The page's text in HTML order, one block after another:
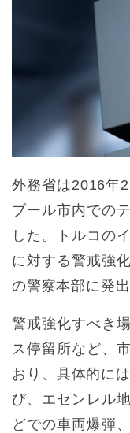
外務省は2016年
ブール市内での
した。トルコの
に対する警戒強
の警察本部に発
警戒強化すべき
ス停留所など、
おり、具体的に
び、エセンレル
どでの車両爆弾